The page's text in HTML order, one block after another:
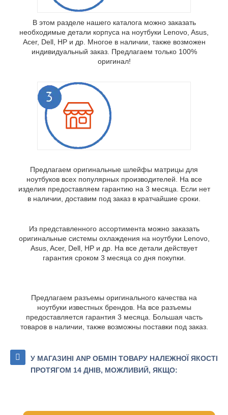
В этом разделе нашего каталога можно заказать
необходимые детали корпуса на ноутбуки Lenovo, Asus,
Acer, Dell, HP и др. Многое в наличии, также возможен
индивидуальный заказ. Предлагаем только 100%
оригинал!
Зверніться в наш магазин для
оформлення обміну/повернення
Предлагаем оригинальные шлейфы матрицы для
ноутбуков всех популярных производителей. На все
изделия предоставляем гарантию на 3 месяца. Если нет
в наличии, доставим под заказ в кратчайшие сроки.
Из представленного ассортимента можно заказать
оригинальные системы охлаждения на ноутбуки Lenovo,
Asus, Acer, Dell, HP и др. На все детали действует
гарантия сроком 3 месяца со дня покупки.
Предлагаем разъемы оригинального качества на
ноутбуки известных брендов. На все разъемы
предоставляется гарантия 3 месяца. Большая часть
товаров в наличии, также возможны поставки под заказ.
У МАГАЗИНІ ANP ОБМІН ТОВАРУ НАЛЕЖНОЇ ЯКОСТІ
ПРОТЯГОМ 14 ДНІВ, МОЖЛИВИЙ, ЯКЩО: